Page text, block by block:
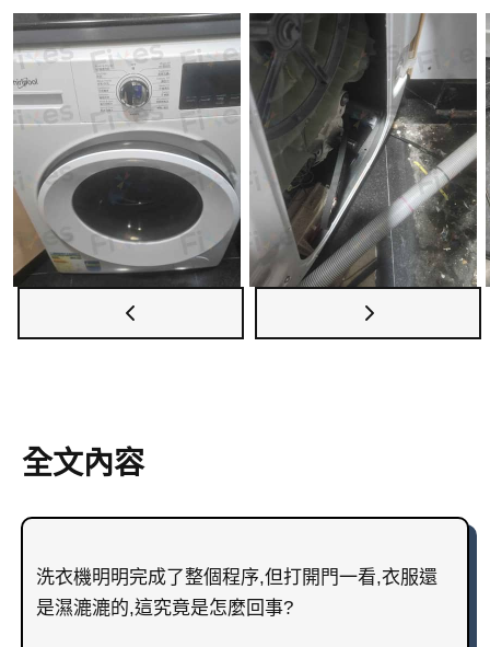
動、脫水等，確保洗衣機滾筒轉動順暢、冇異聲，
衣服可以正常洗淨先會交機。
維修，因為繼續使用可能會連帶傷到摩打同其他零
件。第四，洗衣機用咗大約五年以上，尤其係開機
密度較高嘅家庭，可以考慮每隔一段時間做一次全
面檢查，包括皮帶、排水位同入水喉等，提早處理
磨損位，往往可以慳返往後更大筆維修開支，亦令
洗衣機用得更耐。
損。您可以直接打電話去23604000，同維修兵團嘅
同事講返洗衣機嘅狀況，我哋會安排兵團師傅上門
檢查。同時亦可以用WhatsApp 66766466 send相同
片，等師傅事前了解多啲情況。更多洗衣機維修個
案同保養貼士，可以隨時上維修兵團網站睇詳情。
我哋上門服務覆蓋成個香港，包括九龍、新界同各
區，方便您盡快處理洗衣機滾筒唔轉、皮帶斷裂呢
類問題，減少影響日常洗衫。
全文內容
洗衣機明明完成了整個程序,但打開門一看,衣服還
是濕漉漉的,這究竟是怎麼回事?